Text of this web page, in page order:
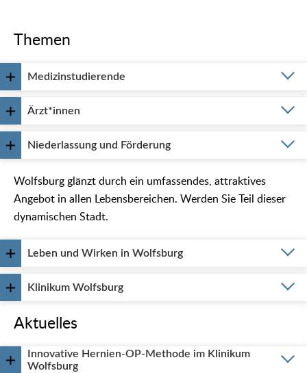
Themen
Medizinstudierende
Ärzt*innen
Niederlassung und Förderung
Wolfsburg glänzt durch ein umfassendes, attraktives
Angebot in allen Lebensbereichen. Werden Sie Teil dieser
dynamischen Stadt.
Leben und Wirken in Wolfsburg
Klinikum Wolfsburg
Aktuelles
Innovative Hernien-OP-Methode im Klinikum
Wolfsburg